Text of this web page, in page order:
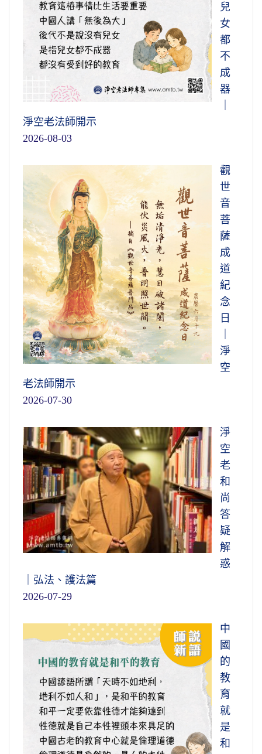
兒
女
都
不
成
器
淨空老法師開示
2026-08-03
觀
世
音
菩
薩
成
道
紀
念
日
淨
空
老法師開示
2026-07-30
淨
空
老
和
尚
答
疑
解
惑
｜弘法、護法篇
2026-07-29
中
國
的
教
育
就
是
和